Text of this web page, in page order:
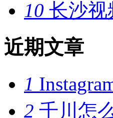
10 长沙视
近期文章
1
2 千川怎